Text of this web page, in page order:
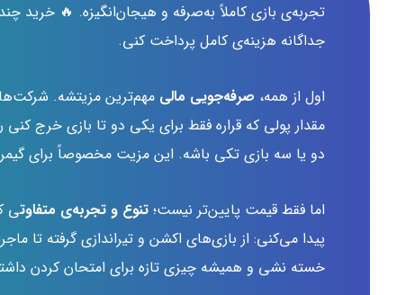
تجربه‌ی بازی کاملاً به‌صرفه و هیجان‌انگیزه. 🔥 خرید
جداگانه هزینه‌ی کامل پرداخت کنی.
اول از همه، صرفه‌جویی مالی مهم‌ترین مزیتشه.
مقدار پولی که قراره فقط برای یکی دو تا بازی خرج
دو یا سه بازی تکی باشه. این مزیت مخصوصاً برای
اما فقط قیمت پایین‌تر نیست؛ تنوع و تجربه‌ی متفاوتی
پیدا می‌کنی: از بازی‌های اکشن و تیراندازی گرفته
خسته نشی و همیشه چیزی تازه برای امتحان کردن